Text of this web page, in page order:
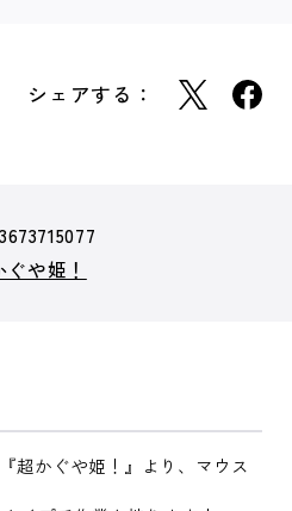
シェアする：
や姫！
超かぐや姫！』より、マウス